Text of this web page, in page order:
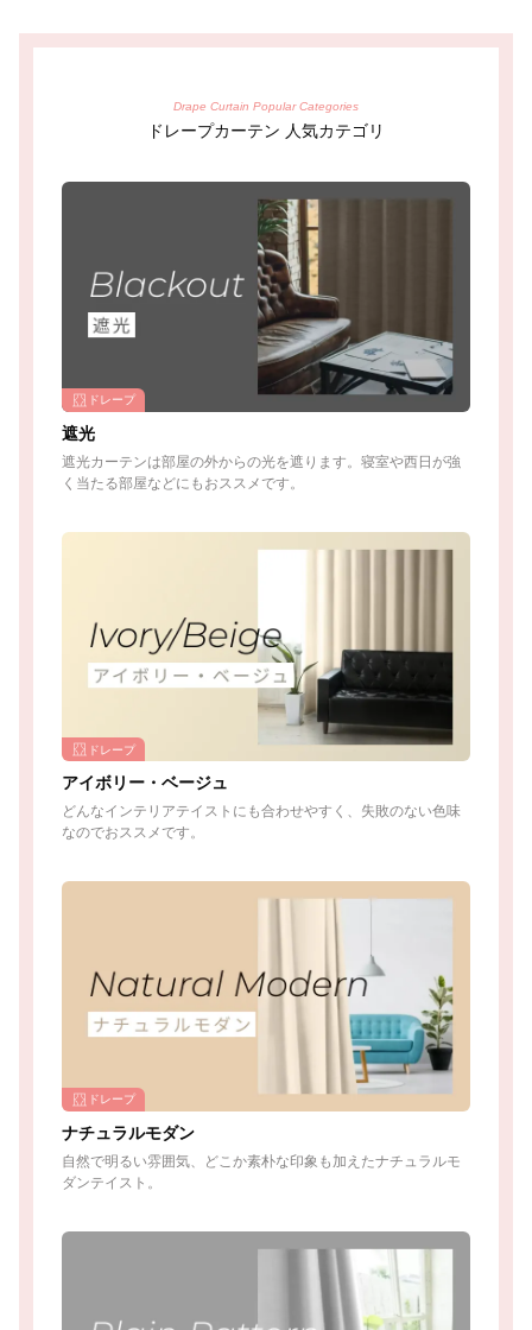
Drape Curtain Popular Categories
ドレープカーテン 人気カテゴリ
ドレープ
遮光
遮光カーテンは部屋の外からの光を遮ります。寝室や西日が強
く当たる部屋などにもおススメです。
ドレープ
アイボリー・ベージュ
どんなインテリアテイストにも合わせやすく、失敗のない色味
なのでおススメです。
ドレープ
ナチュラルモダン
自然で明るい雰囲気、どこか素朴な印象も加えたナチュラルモ
ダンテイスト。